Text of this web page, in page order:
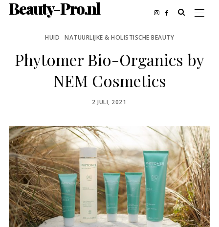
Beauty-Pro.nl
HUID NATUURLIJKE & HOLISTISCHE BEAUTY
Phytomer Bio-Organics by
NEM Cosmetics
POSTED
2 JULI, 2021